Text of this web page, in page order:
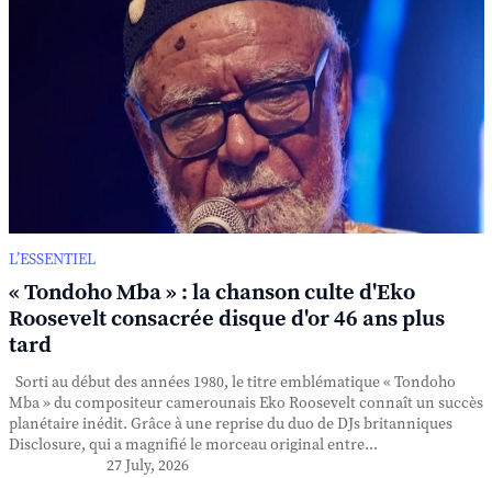
L’ESSENTIEL
« Tondoho Mba » : la chanson culte d'Eko
Roosevelt consacrée disque d'or 46 ans plus
tard
Sorti au début des années 1980, le titre emblématique « Tondoho
Mba » du compositeur camerounais Eko Roosevelt connaît un succès
planétaire inédit. Grâce à une reprise du duo de DJs britanniques
Disclosure, qui a magnifié le morceau original entre...
27 July, 2026